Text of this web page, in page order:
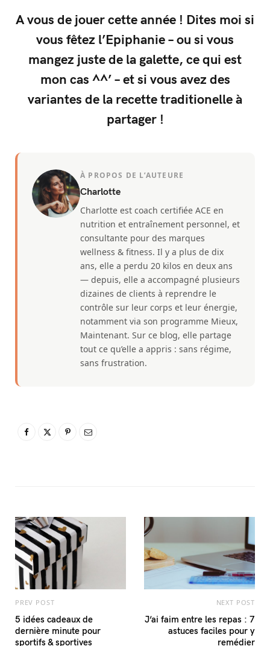
A vous de jouer cette année ! Dites moi si
vous fêtez l’Epiphanie – ou si vous
mangez juste de la galette, ce qui est
mon cas ^^’ – et si vous avez des
variantes de la recette traditionelle à
partager !
À PROPOS DE L’AUTEURE
Charlotte
Charlotte est coach certifiée ACE en
nutrition et entraînement personnel, et
consultante pour des marques
wellness & fitness. Il y a plus de dix
ans, elle a perdu 20 kilos en deux ans
— depuis, elle a accompagné plusieurs
dizaines de clients à reprendre le
contrôle sur leur corps et leur énergie,
notamment via son programme Mieux,
Maintenant. Sur ce blog, elle partage
tout ce qu’elle a appris : sans régime,
sans frustration.
PREV POST
5 idées cadeaux de
dernière minute pour
sportifs & sportives
NEXT POST
J’ai faim entre les repas : 7
astuces faciles pour y
remédier